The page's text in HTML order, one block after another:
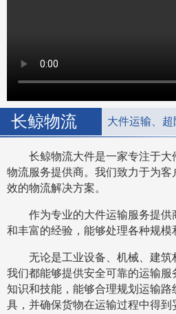
长鲸物流 大件运输、
长鲸物流大件是一家专注于
物流服务提供商。我们致力于为
效的物流解决方案。
作为专业的大件运输服务提
和丰富的经验，能够处理各种规模
无论是工业设备、机械、建筑
我们都能够提供安全可靠的运输
知识和技能，能够合理规划运输路
具，并确保货物在运输过程中得到